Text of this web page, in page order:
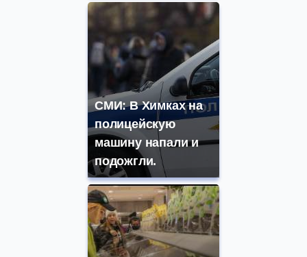
СМИ: В Химках на
полицейскую
машину напали и
подожгли.